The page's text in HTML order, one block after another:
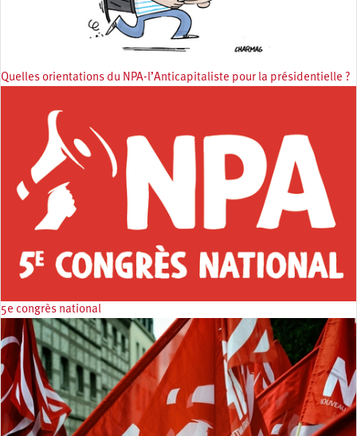
Quelles orientations du NPA-l’Anticapitaliste pour la présidentielle ?
5e congrès national